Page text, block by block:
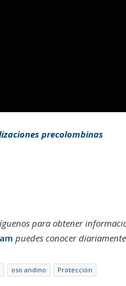
precolombinas
para obtener
puedes conocer
oso andino Protección